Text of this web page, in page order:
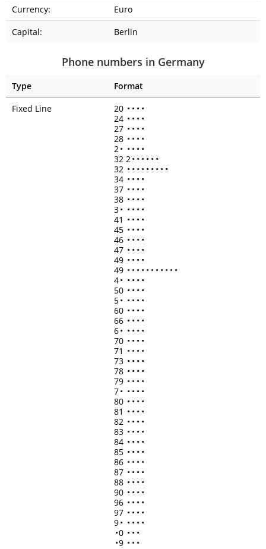
Currency:
Euro
Capital:
Berlin
Phone numbers in Germany
Type
Format
Fixed Line
20 • • • •
24 • • • •
27 • • • •
28 • • • •
2• • • • •
32 2• • • • • •
32 • • • • • • • • •
34 • • • •
37 • • • •
38 • • • •
3• • • • •
41 • • • •
45 • • • •
46 • • • •
47 • • • •
49 • • • •
49 • • • • • • • • • • •
4• • • • •
50 • • • •
5• • • • •
60 • • • •
66 • • • •
6• • • • •
70 • • • •
71 • • • •
73 • • • •
78 • • • •
79 • • • •
7• • • • •
80 • • • •
81 • • • •
82 • • • •
83 • • • •
84 • • • •
85 • • • •
86 • • • •
87 • • • •
88 • • • •
90 • • • •
96 • • • •
97 • • • •
9• • • • •
•0 • • •
•9 • • •